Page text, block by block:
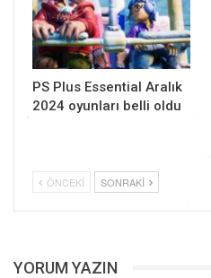
PS Plus Essential Aralık
2024 oyunları belli oldu
ÖNCEKI SONRAKI
YORUM YAZIN